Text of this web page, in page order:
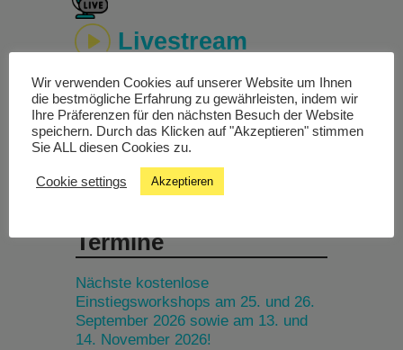
Livestream
Studiochat
Songfinder
Termine
Nächste kostenlose
Einstiegsworkshops am 25. und 26.
September 2026 sowie am 13. und
14. November 2026!
Wir verwenden Cookies auf unserer Website um Ihnen
die bestmögliche Erfahrung zu gewährleisten, indem wir
Ihre Präferenzen für den nächsten Besuch der Website
speichern. Durch das Klicken auf "Akzeptieren" stimmen
Sie ALL diesen Cookies zu.
Cookie settings Akzeptieren